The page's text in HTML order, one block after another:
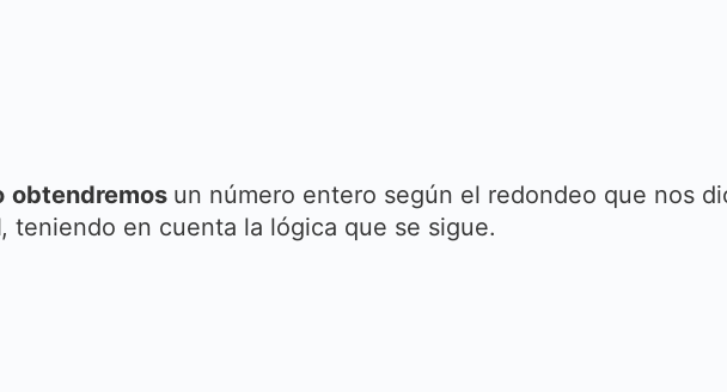
obtendremos un número entero según el redondeo que nos
, teniendo en cuenta la lógica que se sigue.